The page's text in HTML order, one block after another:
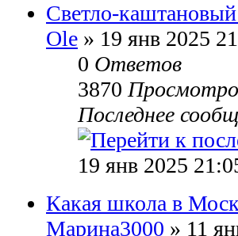
Светло-
Ole » 19 янв 2025
0 Ответов
3870
Последнее
19 янв 2025
Какая школа в
Марина3000 » 11